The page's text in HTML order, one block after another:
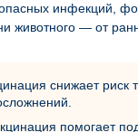
инфекций,
животного — от
снижает риск
помогает